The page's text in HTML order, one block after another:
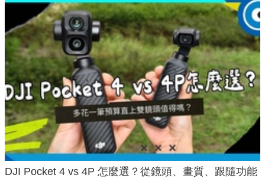
DJI Pocket 4 vs 4P 怎麼選？從鏡頭、畫質、跟隨功能